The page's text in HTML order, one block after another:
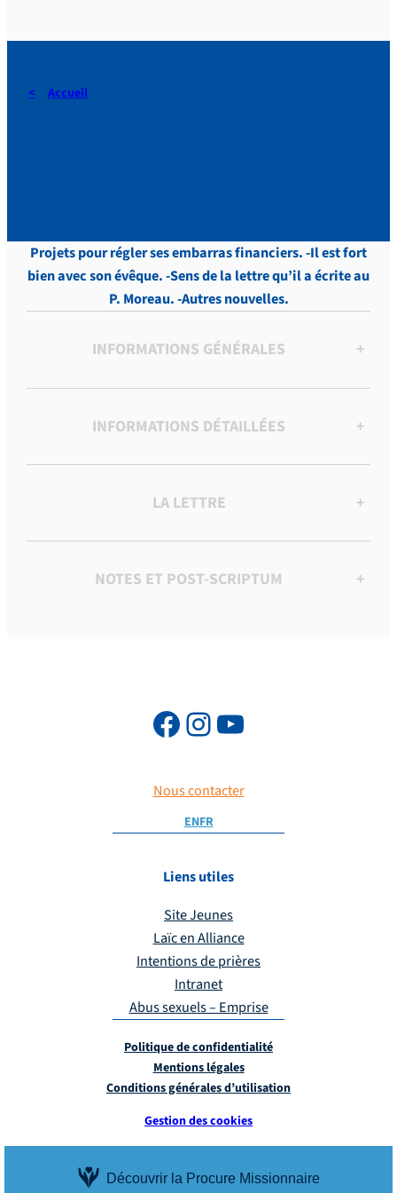
Découvrir la Procure Missionnaire
Accueil
Projets pour régler ses embarras financiers. -Il est fort
bien avec son évêque. -Sens de la lettre qu’il a écrite au
P. Moreau. -Autres nouvelles.
INFORMATIONS GÉNÉRALES +
INFORMATIONS DÉTAILLÉES +
LA LETTRE +
NOTES ET POST-SCRIPTUM +
Nous contacter
ENFR
Liens utiles
Site Jeunes
Laïc en Alliance
Intentions de prières
Intranet
Abus sexuels – Emprise
Politique de confidentialité
Mentions légales
Conditions générales d’utilisation
Gestion des cookies